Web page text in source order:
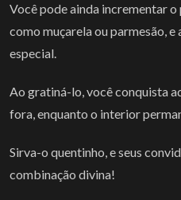
Você pode ainda incrementar
como muçarela ou parmesão,
especial.
Ao gratiná-lo, você conquista
fora, enquanto o interior
Sirva-o quentinho, e seus
combinação divina!